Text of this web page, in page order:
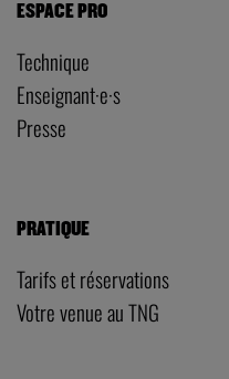
ESPACE PRO
Technique
Enseignant·e·s
Presse
PRATIQUE
Tarifs et réservations
Votre venue au TNG